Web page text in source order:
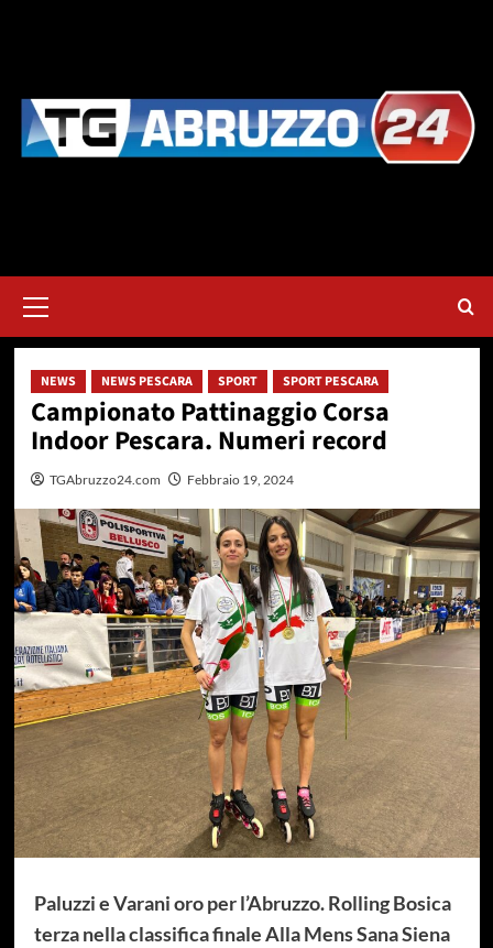
principale
NEWS NEWS PESCARA SPORT SPORT PESCARA
Campionato Pattinaggio Corsa
Indoor Pescara. Numeri record
TGAbruzzo24.com Febbraio 19, 2024
Paluzzi e Varani oro per l’Abruzzo. Rolling Bosica
terza nella classifica finaleAlla Mens Sana Siena